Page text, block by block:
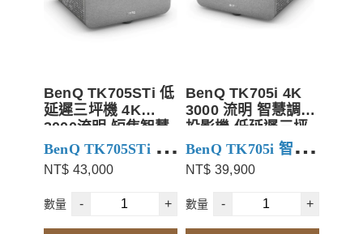
BenQ TK705STi 低
延遲三坪機 4K
3000流明 短焦智慧
調光投影機
BenQ TK705STi 超
短焦投影機
自動對焦/側投影
4K/60Hz低延遲
NT$ 43,000
數量 - +
BenQ TK705i 4K
3000 流明 智慧調光
投影機 低延遲三坪
機
BenQ TK705i 智慧
調光投影機
自動對焦/側投影
4K/60Hz低延遲
NT$ 39,900
數量 - +